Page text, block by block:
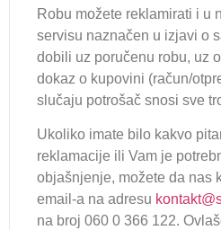
Robu možete reklamirati i u
servisu naznačen u izjavi o
dobili uz poručenu robu, uz
dokaz o kupovini (račun/
slučaju potrošač snosi sve
Ukoliko imate bilo kakvo
reklamacije ili Vam je
objašnjenje, možete da nas
email-a na adresu
na broj 060 0 366 122.